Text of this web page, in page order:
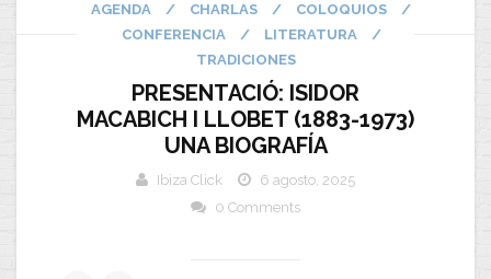
AGENDA / CHARLAS / COLOQUIOS
/
CONFERENCIA
/ LITERATURA
/
TRADICIONES
PRESENTACIÓ: ISIDOR
MACABICH I LLOBET (1883-1973)
UNA BIOGRAFÍA
Ibiza Click
6 agosto, 2025
0 Comments